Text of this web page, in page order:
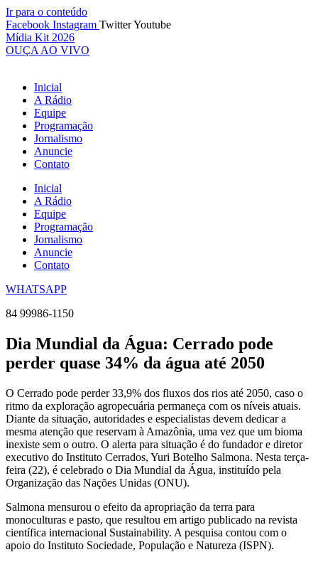
Ir para o conteúdo
Facebook Instagram TwitterYoutube
Mídia Kit 2026
OUÇA AO VIVO
Inicial
A Rádio
Equipe
Programação
Jornalismo
Anuncie
Contato
Inicial
A Rádio
Equipe
Programação
Jornalismo
Anuncie
Contato
WHATSAPP
84 99986-1150
Dia Mundial da Água: Cerrado pode
perder quase 34% da água até 2050
O Cerrado pode perder 33,9% dos fluxos dos rios até 2050, caso o
ritmo da exploração agropecuária permaneça com os níveis atuais.
Diante da situação, autoridades e especialistas devem dedicar a
mesma atenção que reservam à Amazônia, uma vez que um bioma
inexiste sem o outro. O alerta para situação é do fundador e diretor
executivo do Instituto Cerrados, Yuri Botelho Salmona. Nesta terça-
feira (22), é celebrado o Dia Mundial da Água, instituído pela
Organização das Nações Unidas (ONU).
Salmona mensurou o efeito da apropriação da terra para
monoculturas e pasto, que resultou em artigo publicado na revista
científica internacional Sustainability. A pesquisa contou com o
apoio do Instituto Sociedade, População e Natureza (ISPN).